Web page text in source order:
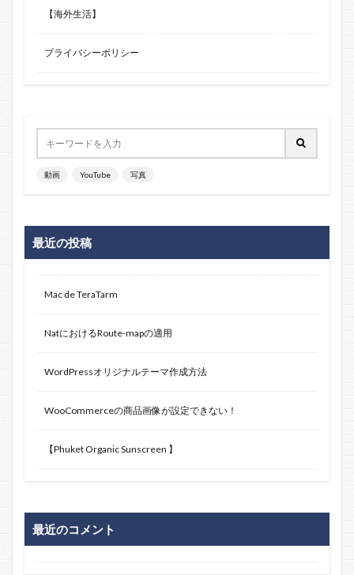
【海外生活】
プライバシーポリシー
動画 YouTube 写真
最近の投稿
Mac de TeraTarm
NatにおけるRoute-mapの適用
WordPressオリジナルテーマ作成方法
WooCommerceの商品画像が設定できない！
【Phuket Organic Sunscreen 】
最近のコメント